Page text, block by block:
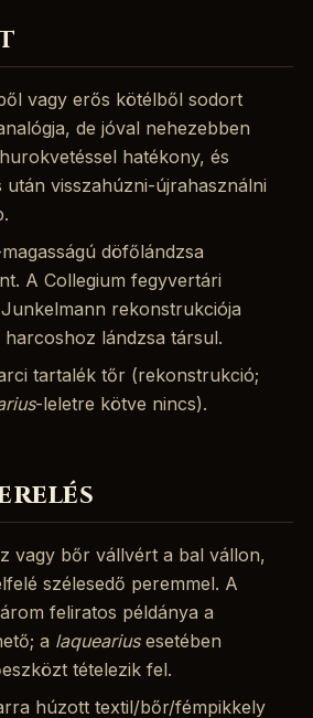
vagy erős kötélből sodort
de jóval nehezebben
hatékony, és
után visszahúzni-újrahasználni
döfőlándzsa
A Collegium fegyvertári
rekonstrukciója
lándzsa társul.
tartalék tőr (rekonstrukció;
-leletre kötve nincs).
bőr vállvért a bal vállon,
szélesedő peremmel. A
feliratos példánya a
a laqueariusesetében
tételezik fel.
húzott textil/bőr/fémpikkely